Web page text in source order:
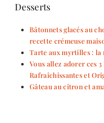
Desserts
Bâtonnets glacés au
recette crémeuse
Tarte aux myrtilles :
Vous allez adorer ces
Rafraîchissantes et
Gâteau au citron et